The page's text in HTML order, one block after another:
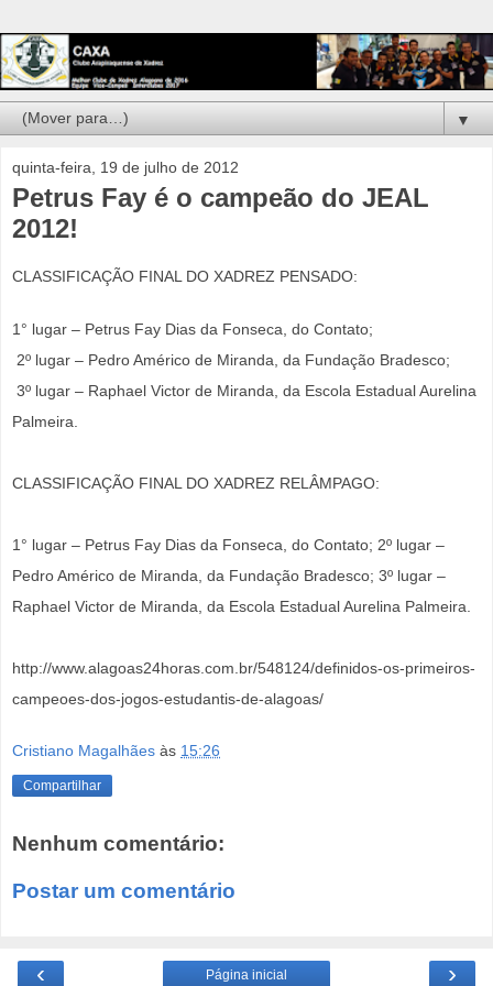
▼
quinta-feira, 19 de julho de 2012
Petrus Fay é o campeão do JEAL
2012!
CLASSIFICAÇÃO FINAL DO XADREZ PENSADO:
1° lugar – Petrus Fay Dias da Fonseca, do Contato;
2º lugar – Pedro Américo de Miranda, da Fundação Bradesco;
3º lugar – Raphael Victor de Miranda, da Escola Estadual Aurelina
Palmeira.
CLASSIFICAÇÃO FINAL DO XADREZ RELÂMPAGO:
1° lugar – Petrus Fay Dias da Fonseca, do Contato; 2º lugar –
Pedro Américo de Miranda, da Fundação Bradesco; 3º lugar –
Raphael Victor de Miranda, da Escola Estadual Aurelina Palmeira.
http://www.alagoas24horas.com.br/548124/definidos-os-primeiros-
campeoes-dos-jogos-estudantis-de-alagoas/
Cristiano Magalhães às 15:26
Compartilhar
Nenhum comentário:
Postar um comentário
‹ ›
Página inicial